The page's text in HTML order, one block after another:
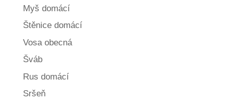
Myš domácí
Štěnice domácí
Vosa obecná
Šváb
Rus domácí
Sršeň